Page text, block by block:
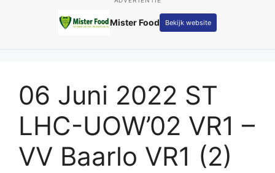
Mister Food Bekijk website
06 Juni 2022 ST
LHC-UOW’02 VR1 –
VV Baarlo VR1 (2)